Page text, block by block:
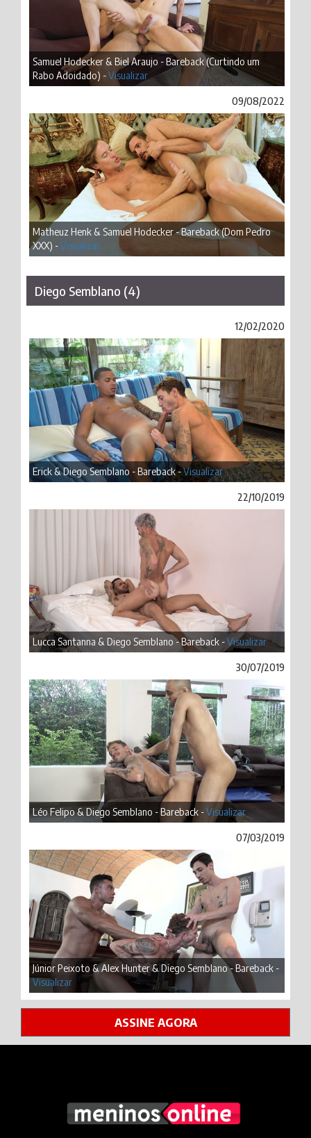
Samuel Hodecker & Biel Araujo - Bareback (Curtindo um
Rabo Adoidado) -Visualizar
09/08/2022
Matheuz Henk & Samuel Hodecker - Bareback (Dom Pedro
XXX) -Visualizar
Diego Semblano (4)
12/02/2020
Erick & Diego Semblano - Bareback -Visualizar
22/10/2019
Lucca Santanna & Diego Semblano - Bareback -Visualizar
30/07/2019
Léo Felipo & Diego Semblano - Bareback -Visualizar
07/03/2019
Júnior Peixoto & Alex Hunter & Diego Semblano - Bareback -
Visualizar
ASSINE AGORA